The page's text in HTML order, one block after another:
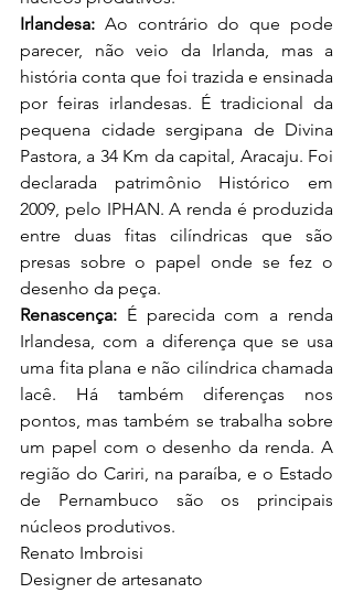
Irlandesa: Ao contrário do que pode
parecer, não veio da Irlanda, mas a
história conta que foi trazida e ensinada
por feiras irlandesas. É tradicional da
pequena cidade sergipana de Divina
Pastora, a 34 Km da capital, Aracaju. Foi
declarada patrimônio Histórico em
2009, pelo IPHAN. A renda é produzida
entre duas fitas cilíndricas que são
presas sobre o papel onde se fez o
desenho da peça.
Renascença: É parecida com a renda
Irlandesa, com a diferença que se usa
uma fita plana e não cilíndrica chamada
lacê. Há também diferenças nos
pontos, mas também se trabalha sobre
um papel com o desenho da renda. A
região do Cariri, na paraíba, e o Estado
de Pernambuco são os principais
núcleos produtivos.
Renato Imbroisi
Designer de artesanato